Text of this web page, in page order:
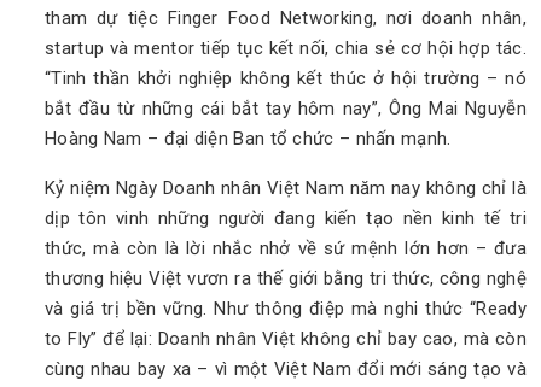
tham dự tiệc Finger Food Networking, nơi doanh nhân,
startup và mentor tiếp tục kết nối, chia sẻ cơ hội hợp tác.
“Tinh thần khởi nghiệp không kết thúc ở hội trường – nó
bắt đầu từ những cái bắt tay hôm nay”, Ông Mai Nguyễn
Hoàng Nam – đại diện Ban tổ chức – nhấn mạnh.
Kỷ niệm Ngày Doanh nhân Việt Nam năm nay không chỉ là
dịp tôn vinh những người đang kiến tạo nền kinh tế tri
thức, mà còn là lời nhắc nhở về sứ mệnh lớn hơn – đưa
thương hiệu Việt vươn ra thế giới bằng tri thức, công nghệ
và giá trị bền vững. Như thông điệp mà nghi thức “Ready
to Fly” để lại: Doanh nhân Việt không chỉ bay cao, mà còn
cùng nhau bay xa – vì một Việt Nam đổi mới sáng tạo và